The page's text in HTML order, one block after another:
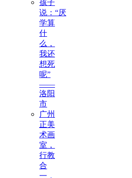
孩子
说：“厌
学算
什
么，
我还
想死
呢”
——
洛阳
市
广州
正美
术画
室，
行教
合
一，